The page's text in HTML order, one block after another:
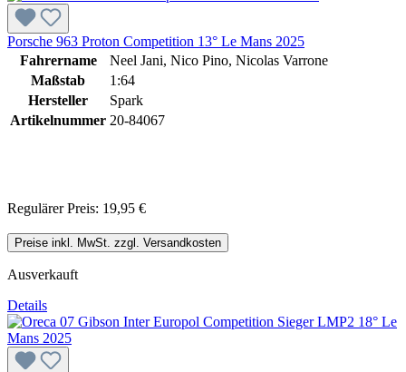
Porsche 963 Proton Competition 13° Le Mans 2025
Fahrername
Neel Jani, Nico Pino, Nicolas Varrone
Maßstab
1:64
Hersteller
Spark
Artikelnummer 20-84067
Regulärer Preis: 19,95 €
Preise inkl. MwSt. zzgl. Versandkosten
Ausverkauft
Details